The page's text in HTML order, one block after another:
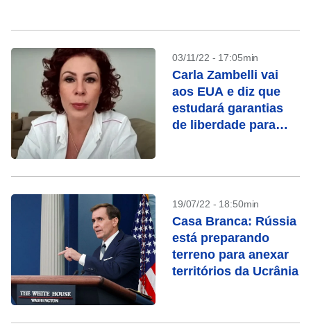
03/11/22 - 17:05min
Carla Zambelli vai
aos EUA e diz que
estudará garantias
de liberdade para
19/07/22 - 18:50min
Casa Branca: Rússia
está preparando
terreno para anexar
territórios da Ucrânia